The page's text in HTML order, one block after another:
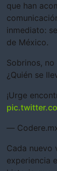
que han
inmediato:
de México.
Sobrinos,
¿Quién se
¡Urge
—
Cada nuevo
experiencia